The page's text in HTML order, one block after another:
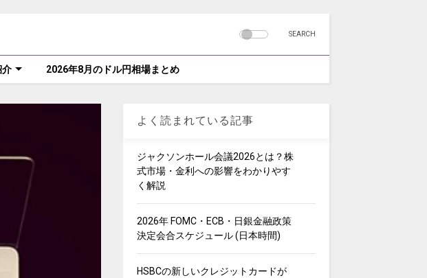
SEARCH
介 2026年8月のドル円相場まとめ
よく読まれている記事
ジャクソンホール会議2026とは？株
式市場・金利への影響をわかりやす
く解説
2026年 FOMC・ECB・日銀金融政策
決定会合スケジュール (日本時間)
HSBCの新しいクレジットカードが